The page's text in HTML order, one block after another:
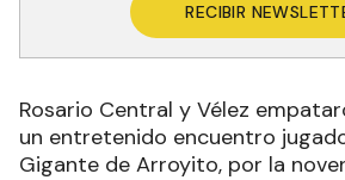
RECIBIR
Rosario Central y Vélez
un entretenido encuentro
Gigante de Arroyito, por la